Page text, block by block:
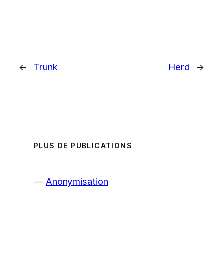
← Trunk Herd →
PLUS DE PUBLICATIONS
Anonymisation